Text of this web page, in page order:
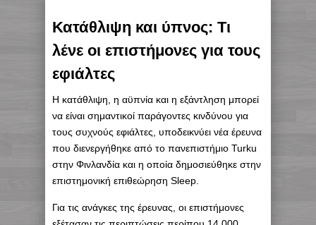
Κατάθλιψη και ύπνος: Τι
λένε οι επιστήμονες για τους
εφιάλτες
Η κατάθλιψη, η αϋπνία και η εξάντληση μπορεί
να είναι σημαντικοί παράγοντες κινδύνου για
τους συχνούς εφιάλτες, υποδεικνύει νέα έρευνα
που διενεργήθηκε από το πανεπιστήμιο Turku
στην Φινλανδία και η οποία δημοσιεύθηκε στην
επιστημονική επιθεώρηση Sleep.
Για τις ανάγκες της έρευνας, οι επιστήμονες